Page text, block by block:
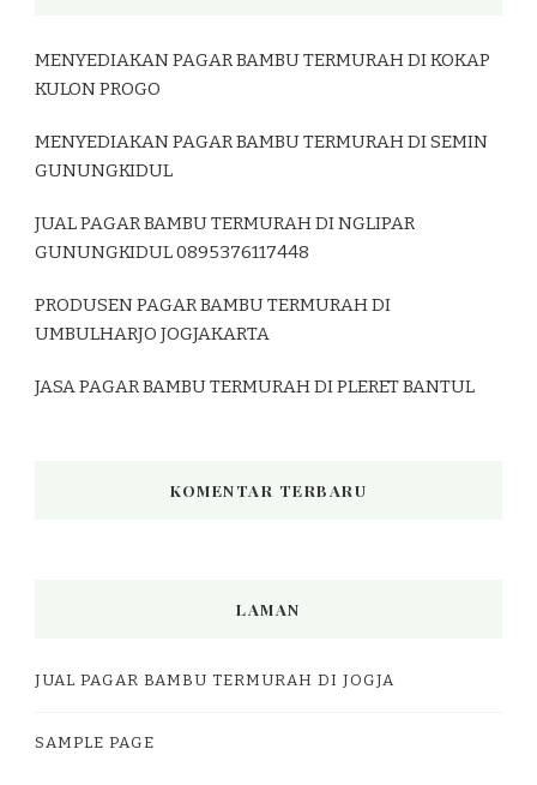
MENYEDIAKAN PAGAR BAMBU TERMURAH DI KOKAP
KULON PROGO
MENYEDIAKAN PAGAR BAMBU TERMURAH DI SEMIN
GUNUNGKIDUL
JUAL PAGAR BAMBU TERMURAH DI NGLIPAR
GUNUNGKIDUL 0895376117448
PRODUSEN PAGAR BAMBU TERMURAH DI
UMBULHARJO JOGJAKARTA
JASA PAGAR BAMBU TERMURAH DI PLERET BANTUL
KOMENTAR TERBARU
LAMAN
JUAL PAGAR BAMBU TERMURAH DI JOGJA
SAMPLE PAGE